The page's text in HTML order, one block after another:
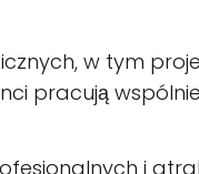
w tym
pracują
i